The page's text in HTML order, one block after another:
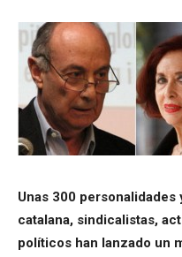
Unas 300
catalana, sindicalistas,
políticos han lanzado un